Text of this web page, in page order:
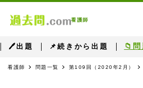
看護師
🖊出題 📌続きから出題 📁
看護師 問題一覧 第109回（2020年2月）